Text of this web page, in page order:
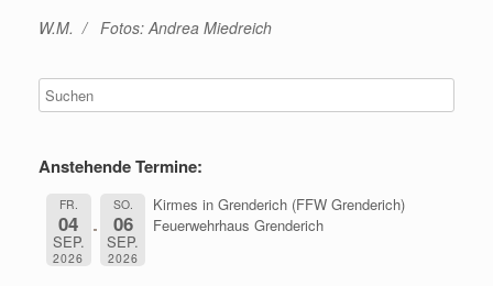
W.M. / Fotos: Andrea Miedreich
Anstehende Termine:
FR.
04
SEP.
2026
SO.
06
SEP.
2026
Kirmes in Grenderich (FFW Grenderich)
Feuerwehrhaus Grenderich